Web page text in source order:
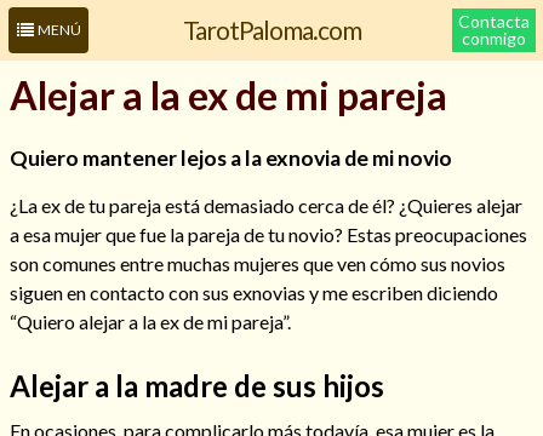
MENÚ TarotPaloma.com
Contacta
conmigo
Leer más sobre mí
Alejar a la ex de mi pareja
Quiero mantener lejos a la exnovia de mi novio
¿La ex de tu pareja está demasiado cerca de él? ¿Quieres alejar
a esa mujer que fue la pareja de tu novio? Estas preocupaciones
son comunes entre muchas mujeres que ven cómo sus novios
siguen en contacto con sus exnovias y me escriben diciendo
“Quiero alejar a la ex de mi pareja”.
Alejar a la madre de sus hijos
En ocasiones, para complicarlo más todavía, esa mujer es la